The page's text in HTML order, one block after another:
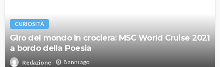
CURIOSITÀ
Giro del mondo in crociera: MSC World Cruise 2021
a bordo della Poesia
Redazione 8 anni ago